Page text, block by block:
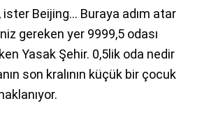
ister Beijing… Buraya adım atar
gereken yer 9999,5 odası
Yasak Şehir. 0,5lik oda nedir
son kralının küçük bir çocuk